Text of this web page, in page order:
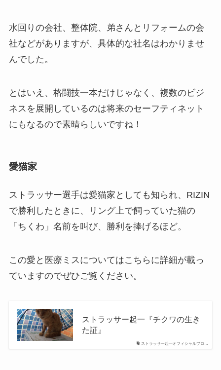
水回りの会社、整体院、弟さんとリフォームの会
社などがありますが、具体的な社名はわかりませ
んでした。
とはいえ、格闘技一本だけじゃなく、複数のビジ
ネスを展開しているのは将来のセーフティネット
にもなるので素晴らしいですね！
愛猫家
ストラッサー選手は愛猫家としても知られ、RIZIN
で勝利したときに、リング上で飼っていた猫の
「ちくわ」名前を叫び、勝利を捧げるほど。
この愛と医療ミスについてはこちらに詳細が載っ
ていますのでぜひご覧ください。
ストラッサー起一オフィシャルブロ…
ストラッサー起一『チクワの生き
た証』